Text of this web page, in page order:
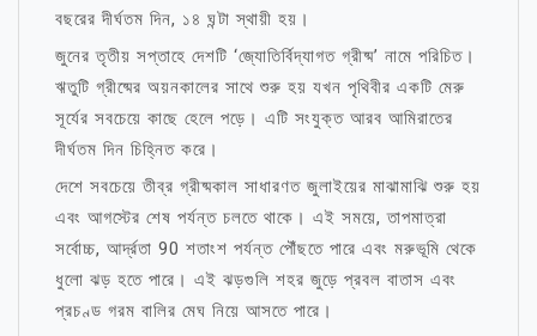
বছরের দীর্ঘতম দিন, ১৪ ঘন্টা স্থায়ী হয়।
জুনের তৃতীয় সপ্তাহে দেশটি ‘জ্যোতির্বিদ্যাগত গ্রীষ্ম’ নামে পরিচিত।
ঋতুটি গ্রীষ্মের অয়নকালের সাথে শুরু হয় যখন পৃথিবীর একটি মেরু
সূর্যের সবচেয়ে কাছে হেলে পড়ে। এটি সংযুক্ত আরব আমিরাতের
দীর্ঘতম দিন চিহ্নিত করে।
দেশে সবচেয়ে তীব্র গ্রীষ্মকাল সাধারণত জুলাইয়ের মাঝামাঝি শুরু হয়
এবং আগস্টের শেষ পর্যন্ত চলতে থাকে। এই সময়ে, তাপমাত্রা
সর্বোচ্চ, আর্দ্রতা 90 শতাংশ পর্যন্ত পৌঁছতে পারে এবং মরুভূমি থেকে
ধুলো ঝড় হতে পারে। এই ঝড়গুলি শহর জুড়ে প্রবল বাতাস এবং
প্রচণ্ড গরম বালির মেঘ নিয়ে আসতে পারে।